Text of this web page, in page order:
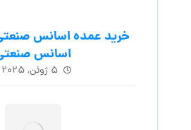
خرید عمده اسانس
اسانس‌
۵ ژوئن, ۲۰۲۵